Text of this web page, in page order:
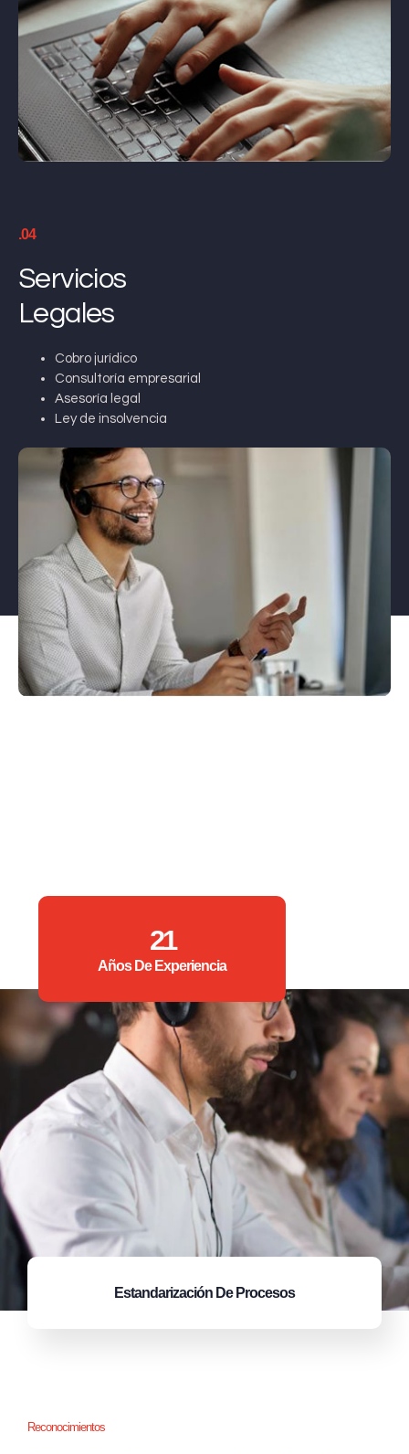
.04
Servicios
Legales
Cobro jurídico
Consultoría empresarial
Asesoría legal
Ley de insolvencia
21
Años De Experiencia
Estandarización De Procesos
Reconocimientos